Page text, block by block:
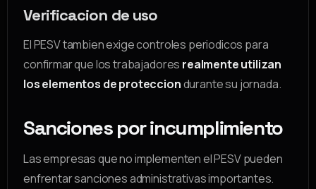
Verificacion de uso
El PESV tambien exige controles periodicos para
confirmar que los trabajadores realmente utilizan
los elementos de protecciondurante su jornada.
Sanciones por incumplimiento
Las empresas que no implementen el PESV pueden
enfrentar sanciones administrativas importantes.